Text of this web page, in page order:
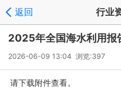
返回 行业
2025年全国海水利用报
2026-06-09 13:04 浏览:397
请下载附件查看。